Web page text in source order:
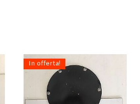
In offerta!